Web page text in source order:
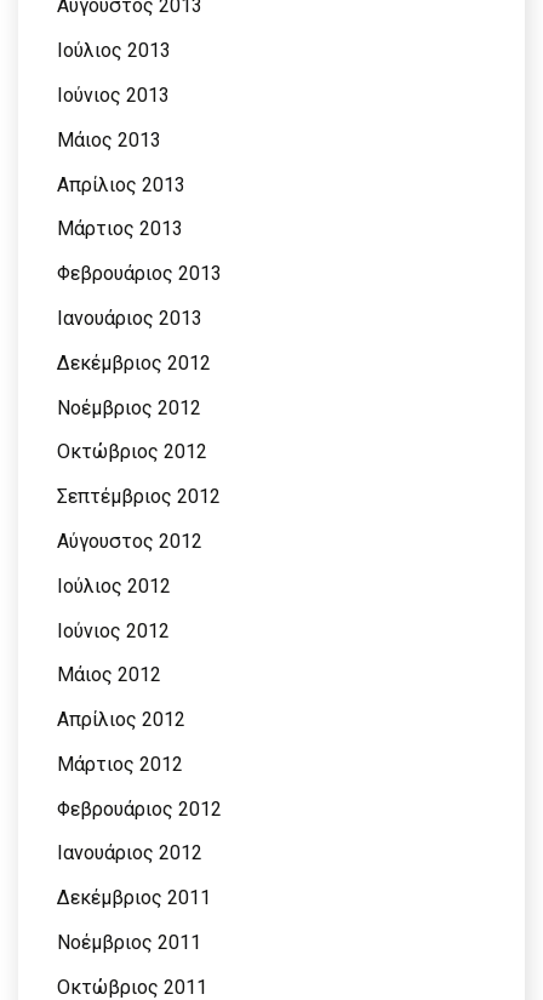
Αύγουστος 2013
Ιούλιος 2013
Ιούνιος 2013
Μάιος 2013
Απρίλιος 2013
Μάρτιος 2013
Φεβρουάριος 2013
Ιανουάριος 2013
Δεκέμβριος 2012
Νοέμβριος 2012
Οκτώβριος 2012
Σεπτέμβριος 2012
Αύγουστος 2012
Ιούλιος 2012
Ιούνιος 2012
Μάιος 2012
Απρίλιος 2012
Μάρτιος 2012
Φεβρουάριος 2012
Ιανουάριος 2012
Δεκέμβριος 2011
Νοέμβριος 2011
Οκτώβριος 2011